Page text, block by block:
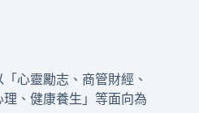
心靈勵志、商管財經、
、健康養生」等面向為